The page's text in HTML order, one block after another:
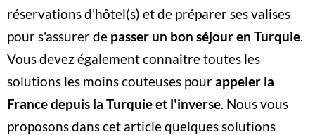
réservations d'hôtel(s) et de préparer ses valises
pour s'assurer de passer un bon séjour en Turquie.
Vous devez également connaitre toutes les
solutions les moins couteuses pourappeler la
France depuis la Turquie et l'inverse. Nous vous
proposons dans cet article quelques solutions